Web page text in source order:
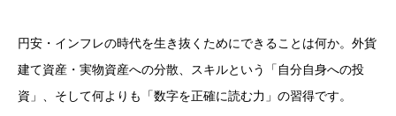
円安・インフレの時代を生き抜くためにできることは何か。外貨
建て資産・実物資産への分散、スキルという「自分自身への投
資」、そして何よりも「数字を正確に読む力」の習得です。